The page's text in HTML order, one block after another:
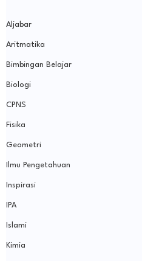
Aljabar
Aritmatika
Bimbingan Belajar
Biologi
CPNS
Fisika
Geometri
Ilmu Pengetahuan
Inspirasi
IPA
Islami
Kimia